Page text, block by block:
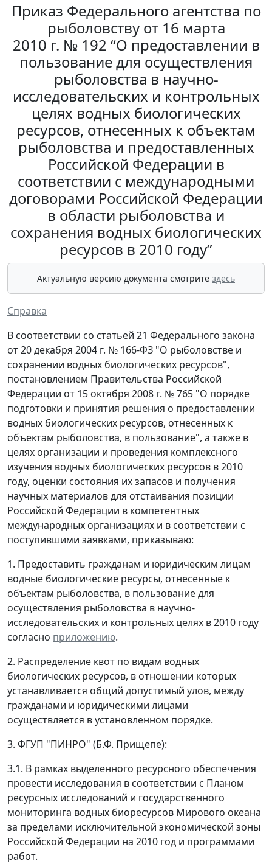
Приказ Федерального агентства по
рыболовству от 16 марта
2010 г. № 192 “О предоставлении в
пользование для осуществления
рыболовства в научно-
исследовательских и контрольных
целях водных биологических
ресурсов, отнесенных к объектам
рыболовства и предоставленных
Российской Федерации в
соответствии с международными
договорами Российской Федерации
в области рыболовства и
сохранения водных биологических
ресурсов в 2010 году”
Актуальную версию документа смотрите здесь
Справка
В соответствии со статьей 21 Федерального закона
от 20 декабря 2004 г. № 166-ФЗ "О рыболовстве и
сохранении водных биологических ресурсов",
постановлением Правительства Российской
Федерации от 15 октября 2008 г. № 765 "О порядке
подготовки и принятия решения о предоставлении
водных биологических ресурсов, отнесенных к
объектам рыболовства, в пользование", а также в
целях организации и проведения комплексного
изучения водных биологических ресурсов в 2010
году, оценки состояния их запасов и получения
научных материалов для отстаивания позиции
Российской Федерации в компетентных
международных организациях и в соответствии с
поступившими заявками, приказываю:
1. Предоставить гражданам и юридическим лицам
водные биологические ресурсы, отнесенные к
объектам рыболовства, в пользование для
осуществления рыболовства в научно-
исследовательских и контрольных целях в 2010 году
согласно приложению.
2. Распределение квот по видам водных
биологических ресурсов, в отношении которых
устанавливается общий допустимый улов, между
гражданами и юридическими лицами
осуществляется в установленном порядке.
3. ФГУП "ПИНРО" (Б.Ф. Прищепе):
3.1. В рамках выделенного ресурсного обеспечения
провести исследования в соответствии с Планом
ресурсных исследований и государственного
мониторинга водных биоресурсов Мирового океана
за пределами исключительной экономической зоны
Российской Федерации на 2010 год и программами
работ.